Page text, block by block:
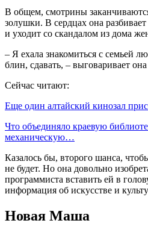
В общем, смотрины
золушки. В сердцах она
и уходит со скандалом из дома
– Я ехала знакомиться с семьей
блин, сдавать, – выговаривает
Сейчас читают:
Еще один алтайский кинозал
Что объединяло краевую
механическую…
Казалось бы, второго шанса,
не будет. Но она довольно
программиста вставить ей в
информация об искусстве и
Новая Маша